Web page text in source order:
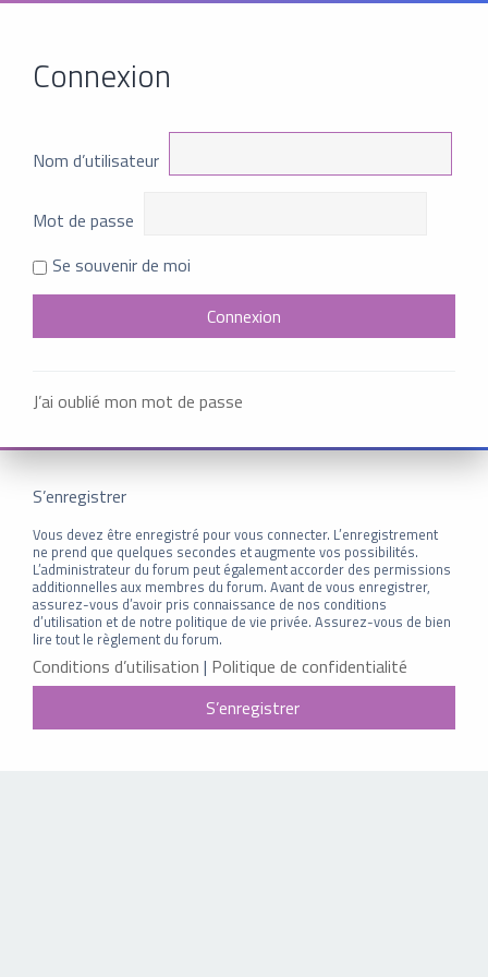
Connexion
Nom d’utilisateur
Mot de passe
Se souvenir de moi
J’ai oublié mon mot de passe
S’enregistrer
Vous devez être enregistré pour vous connecter. L’enregistrement
ne prend que quelques secondes et augmente vos possibilités.
L’administrateur du forum peut également accorder des permissions
additionnelles aux membres du forum. Avant de vous enregistrer,
assurez-vous d’avoir pris connaissance de nos conditions
d’utilisation et de notre politique de vie privée. Assurez-vous de bien
lire tout le règlement du forum.
Conditions d’utilisation | Politique de confidentialité
S’enregistrer